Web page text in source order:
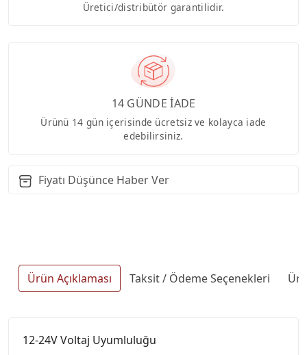
Üretici/distribütör garantilidir.
14 GÜNDE İADE
Ürünü 14 gün içerisinde ücretsiz ve kolayca iade
edebilirsiniz.
Fiyatı Düşünce Haber Ver
Ürün Açıklaması Taksit / Ödeme Seçenekleri
12-24V Voltaj Uyumluluğu